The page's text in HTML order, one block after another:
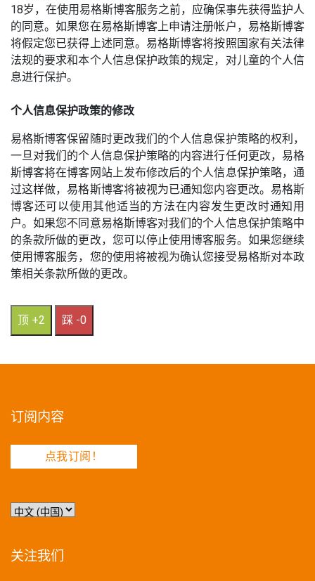
18岁，在使用易格斯博客服务之前，应确保事先获得监护人
的同意。如果您在易格斯博客上申请注册帐户，易格斯博客
将假定您已获得上述同意。易格斯博客将按照国家有关法律
法规的要求和本个人信息保护政策的规定，对儿童的个人信
息进行保护。
个人信息保护政策的修改
易格斯博客保留随时更改我们的个人信息保护策略的权利，
一旦对我们的个人信息保护策略的内容进行任何更改，易格
斯博客将在博客网站上发布修改后的个人信息保护策略，通
过这样做，易格斯博客将被视为已通知您内容更改。易格斯
博客还可以使用其他适当的方法在内容发生更改时通知用
户。如果您不同意易格斯博客对我们的个人信息保护策略中
的条款所做的更改，您可以停止使用博客服务。如果您继续
使用博客服务，您的使用将被视为确认您接受易格斯对本政
策相关条款所做的更改。
顶 +2 踩 -0
订阅内容
点我订阅！
选
言
关注我们